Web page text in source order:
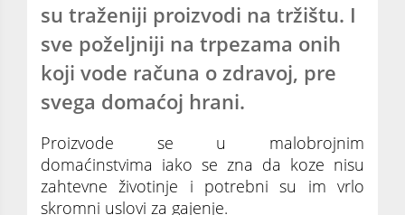
su traženiji proizvodi na tržištu. I
sve poželjniji na trpezama onih
koji vode računa o zdravoj, pre
svega domaćoj hrani.
Proizvode se u malobrojnim
domaćinstvima iako se zna da koze nisu
zahtevne životinje i potrebni su im vrlo
skromni uslovi za gajenje.